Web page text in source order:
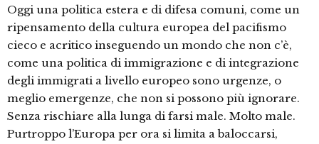
Oggi una politica estera e di difesa comuni, come un
ripensamento della cultura europea del pacifismo
cieco e acritico inseguendo un mondo che non c’è,
come una politica di immigrazione e di integrazione
degli immigrati a livello europeo sono urgenze, o
meglio emergenze, che non si possono più ignorare.
Senza rischiare alla lunga di farsi male. Molto male.
Purtroppo l’Europa per ora si limita a baloccarsi,